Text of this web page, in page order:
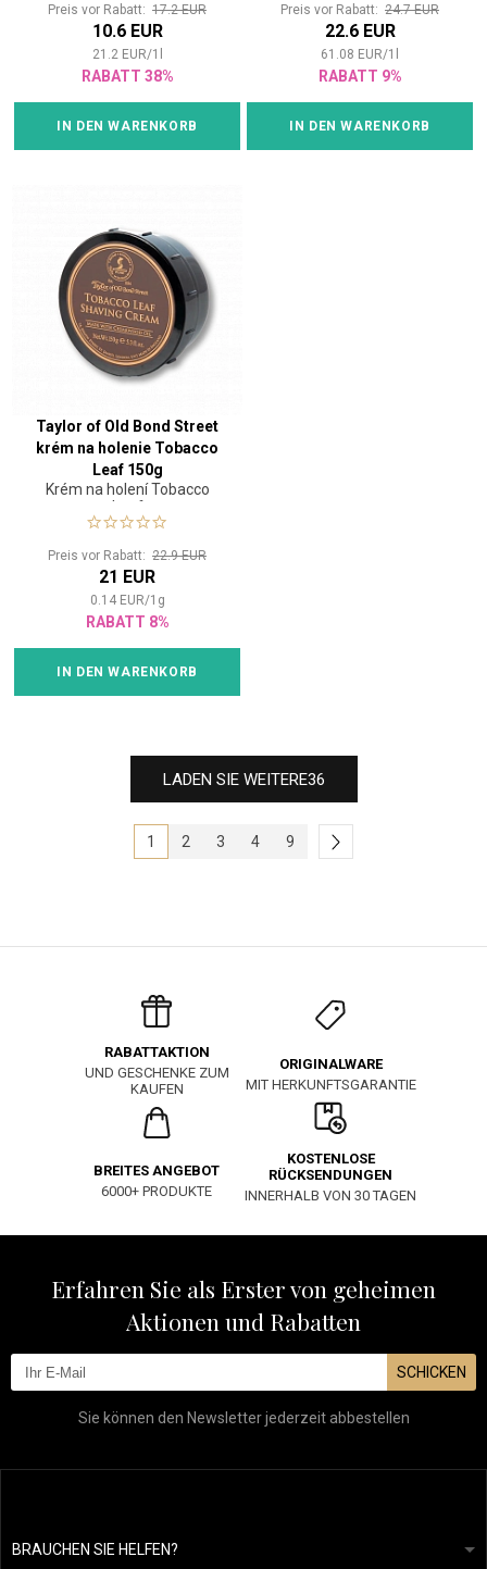
Preis vor Rabatt: 17.2 EUR
10.6 EUR
21.2 EUR/1
RABATT 38%
IN DEN WARENKORB
Preis vor Rabatt: 24.7 EUR
22.6 EUR
61.08 EUR/1
RABATT 9%
IN DEN WARENKORB
Taylor of Old Bond Street
krém na holenie Tobacco
Leaf 150g
Krém na holení Tobacco
Leaf
Preis vor Rabatt: 22.9 EUR
21 EUR
0.14 EUR/1 g
RABATT 8%
IN DEN WARENKORB
LADEN SIE WEITERE36
1 2 3 4 9
RABATTAKTION
UND GESCHENKE ZUM
KAUFEN
ORIGINALWARE
MIT HERKUNFTSGARANTIE
BREITES ANGEBOT
6000+ PRODUKTE
KOSTENLOSE
RÜCKSENDUNGEN
INNERHALB VON 30 TAGEN
Erfahren Sie als Erster von geheimen
Aktionen und Rabatten
SCHICKEN
Sie können den Newsletter jederzeit abbestellen
BRAUCHEN SIE HELFEN?
info@mapeja.de